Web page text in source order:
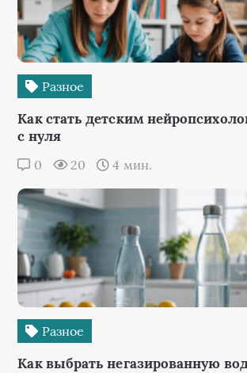
Разное
Как стать детским
с нуля
0 20 4 мин.
Разное
Как выбрать негазированную